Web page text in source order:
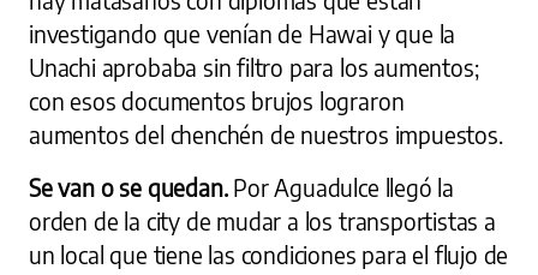
investigando que venían de Hawai y que la
Unachi aprobaba sin filtro para los aumentos;
con esos documentos brujos lograron
aumentos del chenchén de nuestros impuestos.
Se van o se quedan.Por Aguadulce llegó la
orden de la city de mudar a los transportistas a
un local que tiene las condiciones para el flujo de